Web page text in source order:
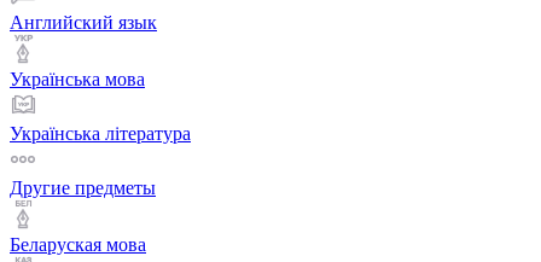
Английский язык
Українська мова
Українська література
Другие предметы
Беларуская мова